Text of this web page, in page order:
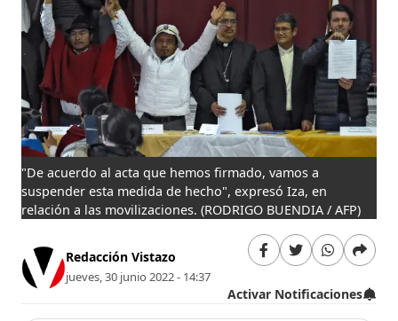
"De acuerdo al acta que hemos firmado, vamos a
suspender esta medida de hecho", expresó Iza, en
relación a las movilizaciones. (RODRIGO BUENDIA / AFP)
Redacción Vistazo
jueves, 30 junio 2022 - 14:37
Activar Notificaciones